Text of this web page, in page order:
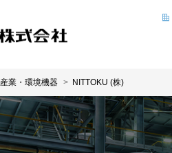
産業・環境機器 NITTOKU (株)